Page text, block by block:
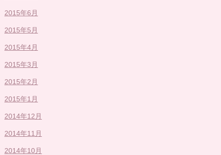
2015年6月
2015年5月
2015年4月
2015年3月
2015年2月
2015年1月
2014年12月
2014年11月
2014年10月